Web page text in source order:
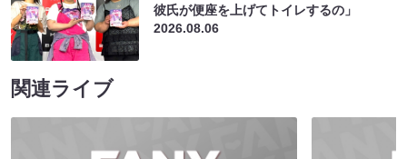
彼氏が便座を上げてトイレするの」
2026.08.06
関連ライブ